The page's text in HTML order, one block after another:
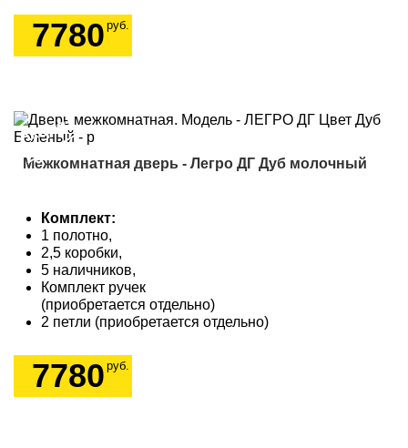
7780 руб.
Акция!
9505
Межкомнатная дверь - Легро ДГ Дуб молочный
Комплект:
1 полотно,
2,5 коробки,
5 наличников,
Комплект ручек
(приобретается отдельно)
2 петли (приобретается отдельно)
7780 руб.